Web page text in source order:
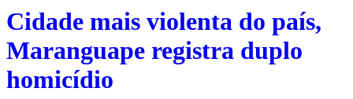
Cidade mais violenta do país,
Maranguape registra duplo
homicídio